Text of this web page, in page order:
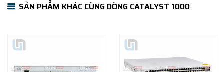
SẢN PHẨM KHÁC CÙNG DÒNG CATALYST 1000